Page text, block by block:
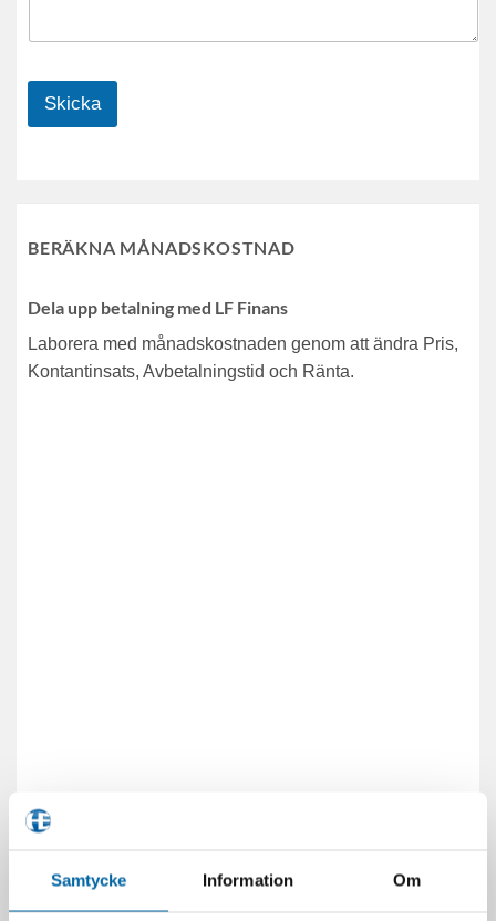
Samtycke Information Om
Skicka
BERÄKNA MÅNADSKOSTNAD
Dela upp betalning med LF Finans
Laborera med månadskostnaden genom att ändra Pris,
Kontantinsats, Avbetalningstid och Ränta.